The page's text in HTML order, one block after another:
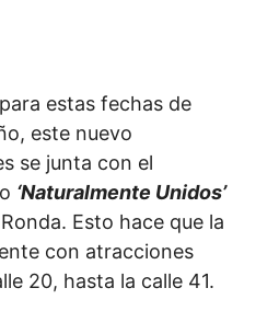
estas fechas de
este nuevo
se junta con el
‘Naturalmente Unidos’
Esto hace que la
con atracciones
20, hasta la calle 41.